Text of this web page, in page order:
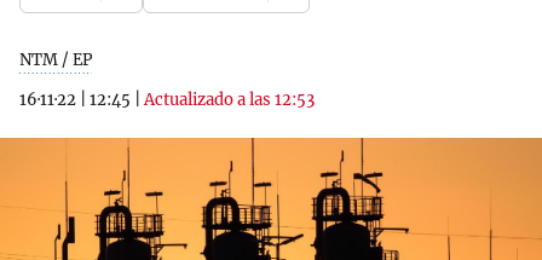
NTM / EP
16·11·22
12:45 |Actualizado a las 12:53